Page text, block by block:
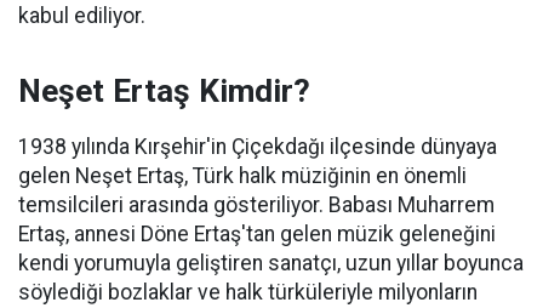
kabul ediliyor.
Neşet Ertaş Kimdir?
1938 yılında Kırşehir'in Çiçekdağı ilçesinde dünyaya
gelen Neşet Ertaş, Türk halk müziğinin en önemli
temsilcileri arasında gösteriliyor. Babası Muharrem
Ertaş, annesi Döne Ertaş'tan gelen müzik geleneğini
kendi yorumuyla geliştiren sanatçı, uzun yıllar boyunca
söylediği bozlaklar ve halk türküleriyle milyonların